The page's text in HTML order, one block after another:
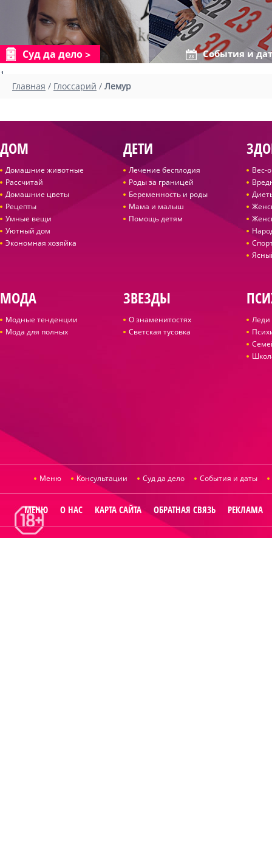
Суд да дело События и
1
Главная / Глоссарий / Лемур
ДОМ
Домашние животные
Рассчитай
Домашние цветы
Рецепты
Умные вещи
Уютный дом
Экономная хозяйка
ДЕТИ
Лечение бесплодия
Роды за границей
Беременность и роды
Мама и малыш
Помощь детям
Вес-
МОДА
Модные тенденции
Мода для полных
ЗВЕЗДЫ
О знаменитостях
Светская тусовка
Леди
Меню Консультации Суд да дело События и даты
МЕНЮ О НАС КАРТА САЙТА ОБРАТНАЯ СВЯЗЬ РЕКЛАМА